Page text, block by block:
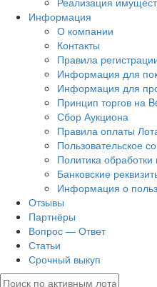
Информация
О компании
Контакты
Правила
Информация для
Информация для
Принцип торгов на
Сбор Аукциона
Правила оплаты
Пользовательское
Политика
Банковские
Информация о
Отзывы
Партнёры
Вопрос — Ответ
Статьи
Срочный выкуп